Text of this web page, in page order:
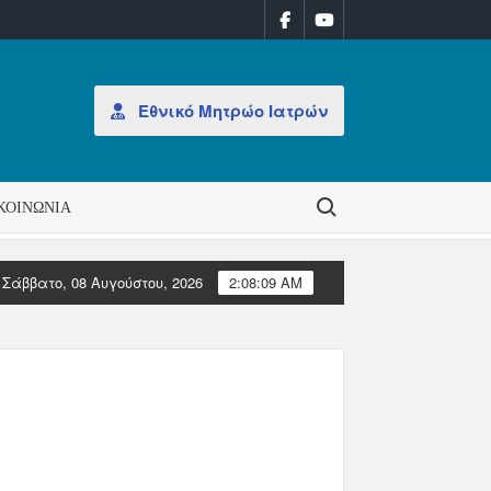
Εθνικό Μητρώο Ιατρών
Search for:
31/2026 ΑΝΑΚΟΙΝΩΣΗ: Έκδοση Αδειών Άσκησης
Σάββατο, 08 Αυγούστου, 2026 2:08:09 AM